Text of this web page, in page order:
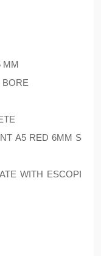
MM
BORE
A5 RED 6MM S
WITH ESCOPI